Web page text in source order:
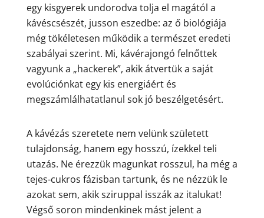
egy kisgyerek undorodva tolja el magától a
kávéscsészét, jusson eszedbe: az ő biológiája
még tökéletesen működik a természet eredeti
szabályai szerint. Mi, kávérajongó felnőttek
vagyunk a „hackerek”, akik átvertük a saját
evolúciónkat egy kis energiáért és
megszámlálhatatlanul sok jó beszélgetésért.
A kávézás szeretete nem velünk született
tulajdonság, hanem egy hosszú, ízekkel teli
utazás. Ne érezzük magunkat rosszul, ha még a
tejes-cukros fázisban tartunk, és ne nézzük le
azokat sem, akik sziruppal isszák az italukat!
Végső soron mindenkinek mást jelent a